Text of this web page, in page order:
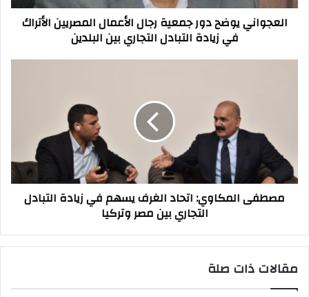
في
زيادةالعجواني يوضح دور جمعية رجال الأعمال المصريين الأتراك
في زيادة التبادل التجاري بين البلدين
زيادة
التبادل
التجاري
مصطفى المكاوي: اتحاد الغرف يسهم في زيادة التبادل
التجاري بين مصر وتركيا
مقالات ذات صلة